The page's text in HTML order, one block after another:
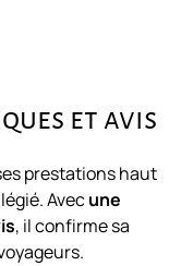
et avis
prestations haut
Avecune
, il confirme sa